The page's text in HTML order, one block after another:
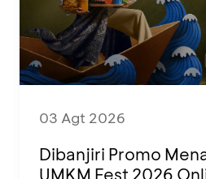
03 Agt 2026
Dibanjiri Promo
UMKM Fest 2026